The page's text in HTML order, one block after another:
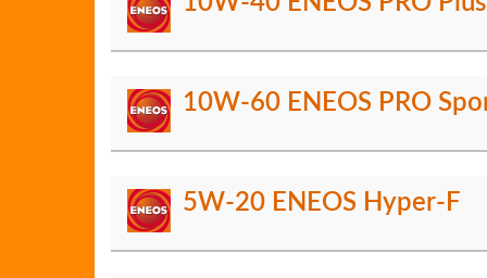
10W-60 ENEOS PRO
5W-20 ENEOS Hyper-F